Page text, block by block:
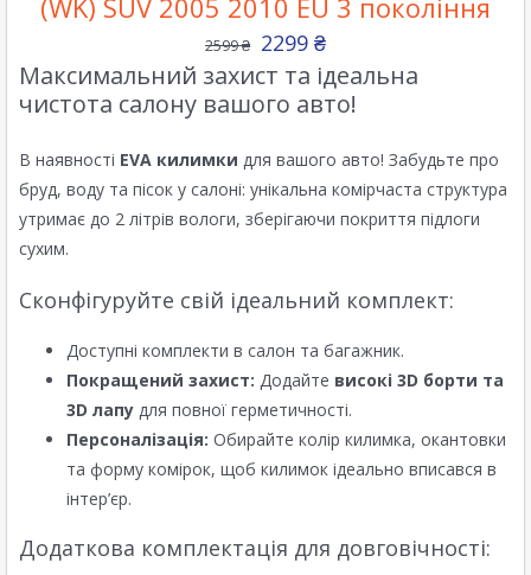
2599₴ 2299 ₴
Максимальний захист та ідеальна
чистота салону вашого авто!
В наявності EVA килимки для вашого авто! Забудьте про
бруд, воду та пісок у салоні: унікальна комірчаста структура
утримає до 2 літрів вологи, зберігаючи покриття підлоги
сухим.
Сконфігуруйте свій ідеальний комплект:
Доступні комплекти в салон та багажник.
Покращений захист: Додайте високі 3D борти та
3D лапу для повної герметичності.
Персоналізація: Обирайте колір килимка, окантовки
та форму комірок, щоб килимок ідеально вписався в
інтер’єр.
Додаткова комплектація для довговічності: